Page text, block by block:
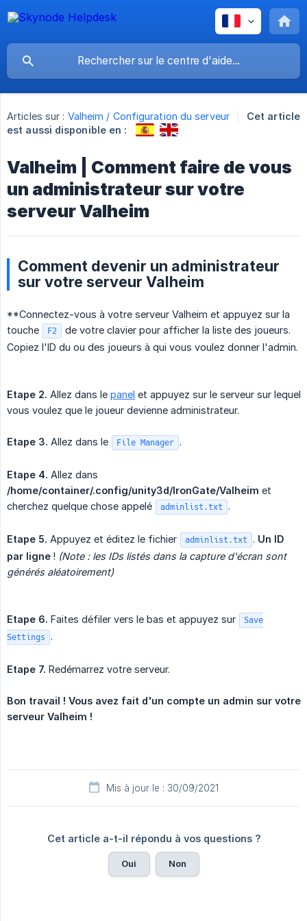
Articles sur : Valheim / Configuration du serveur
Cet article
est aussi disponible en :
Valheim | Comment faire de vous
un administrateur sur votre
serveur Valheim
Comment devenir un administrateur
sur votre serveur Valheim
**Connectez-vous à votre serveur Valheim et appuyez sur la
touche
F2
de votre clavier pour afficher la liste des joueurs.
Copiez l'ID du ou des joueurs à qui vous voulez donner l'admin.
Etape 2. Allez dans le panel et appuyez sur le serveur sur lequel
vous voulez que le joueur devienne administrateur.
Etape 3. Allez dans le File Manager .
Etape 4. Allez dans
/home/container/.config/unity3d/IronGate/Valheim et
cherchez quelque chose appelé
adminlist.txt .
Etape 5. Appuyez et éditez le fichier adminlist.txt . Un ID
par ligne ! (Note : les IDs listés dans la capture d'écran sont
générés aléatoirement)
Etape 6. Faites défiler vers le bas et appuyez sur
Save
Settings
.
Etape 7. Redémarrez votre serveur.
Bon travail ! Vous avez fait d'un compte un admin sur votre
serveur Valheim !
Mis à jour le : 30/09/2021
Cet article a-t-il répondu à vos questions ?
Oui Non